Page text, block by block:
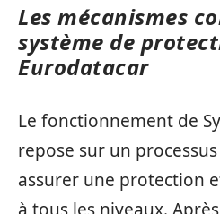
Les mécanismes
système de
Eurodatacar
Le fonctionnement de
repose sur un
assurer une protection